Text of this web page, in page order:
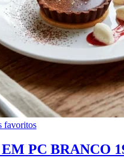
favoritos
PC BRANCO